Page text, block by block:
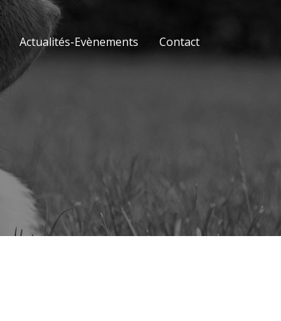
Actualités-Evènements Contact